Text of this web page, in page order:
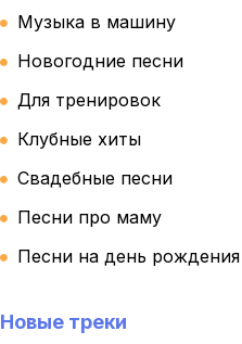
Музыка в машину
Новогодние песни
Для тренировок
Клубные хиты
Свадебные песни
Песни про маму
Песни на день рождения
Новые треки